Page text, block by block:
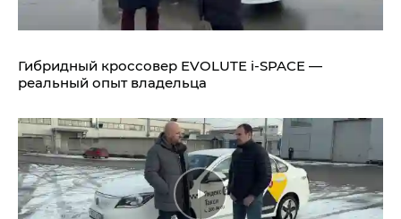
Гибридный кроссовер EVOLUTE i‑SPACE —
реальный опыт владельца